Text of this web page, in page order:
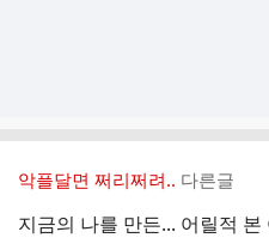
악플달면 쩌리쩌려.. 다른글